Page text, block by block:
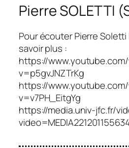
Pierre SOLETTI
Pour écouter Pierre
savoir plus :
https://
v=p5gvJNZTrKg
https://
v=v7PH_EitgYg
https://media.univ-jfc.fr/